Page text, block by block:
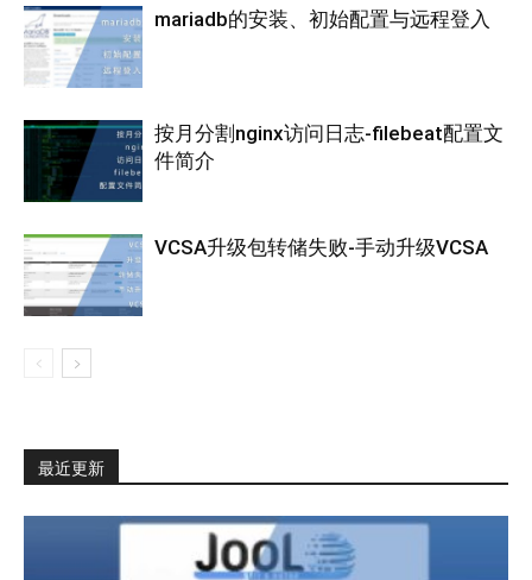
mariadb的安装、初始配置与远程登入
按月分割nginx访问日志-filebeat配置文
件简介
VCSA升级包转储失败-手动升级VCSA
最近更新